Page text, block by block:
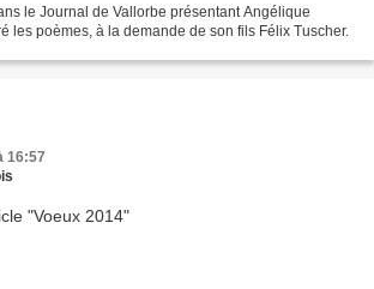
le Journal de Vallorbe présentant Angélique
les poèmes, à la demande de son fils Félix Tuscher.
16:57